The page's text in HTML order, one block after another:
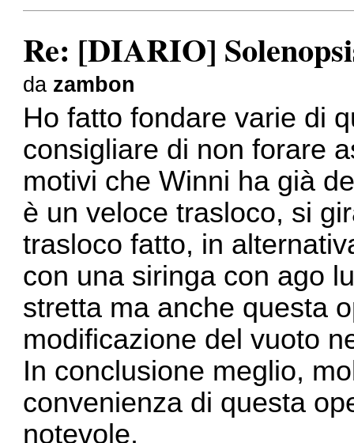
Re: [DIARIO]
da zambon
Ho fatto fondare varie di
consigliare di non forare
motivi che Winni ha già
è un veloce trasloco, si
trasloco fatto, in
con una siringa con ago
stretta ma anche questa
modificazione del vuoto
In conclusione meglio,
convenienza di questa
notevole.